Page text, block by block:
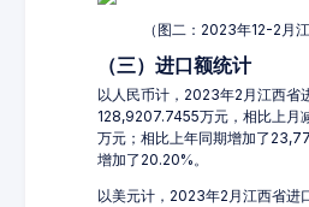
（图二：2023年12-2月
（三）进口额统计
以人民币计，2023年2月江西省
128,9207.7455万元，相比上月
万元；相比上年同期增加了
增加了20.20%。
以美元计，2023年2月江西省进